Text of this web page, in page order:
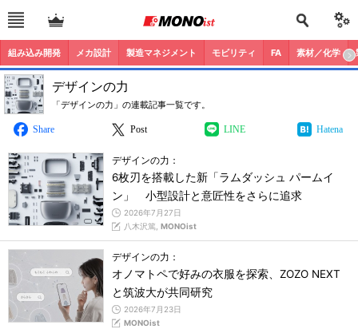
組み込み開発 メカ設計 製造マネジメント モビリティ FA 素材／化学
デザインの力
「デザインの力」の連載記事一覧です。
Share Post LINE Hatena
デザインの力：
6枚刃を搭載した新「ラムダッシュ パームイ
ン」 小型設計と意匠性をさらに追求
2026年7月27日
八木沢篤, MONOist
デザインの力：
オノマトペで好みの衣服を探索、ZOZO NEXT
と筑波大が共同研究
2026年7月23日
MONOist